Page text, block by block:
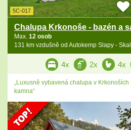
5C-017
Chalupa Krkonoše - bazén a
Max. 12 osob
131 km vzdušně od Autokemp Slapy -
4x 2x 4x
„Luxusně vybavená chalupa v
kamna“